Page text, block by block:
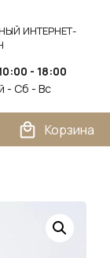
ИНТЕРНЕТ-
- 18:00
- Сб - Вс
Корзина